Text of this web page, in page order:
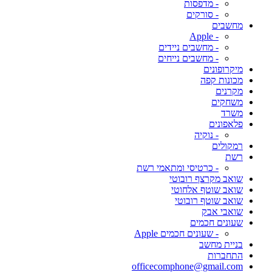
- מדפסות
- סורקים
מחשבים
- Apple
- מחשבים ניידים
- מחשבים נייחים
מיקרופונים
מכונות קפה
מקרנים
משחקים
משרד
פלאפונים
- נוקיה
רמקולים
רשת
- כרטיסי ומתאמי רשת
שואב מקרצף רובוטי
שואב שוטף אלחוטי
שואב שוטף רובוטי
שואבי אבק
שעונים חכמים
- שעונים חכמים Apple
בניית מחשב
התחברות
officecomphone@gmail.com